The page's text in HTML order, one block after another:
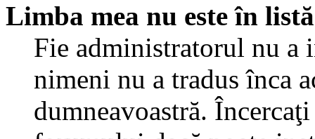
Limba mea nu este în
Fie administratorul nu a
nimeni nu a tradus înca
dumneavoastră.